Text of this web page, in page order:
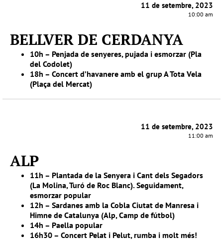
11 de setembre, 2023
10:00 am
BELLVER DE CERDANYA
10h – Penjada de senyeres, pujada i esmorzar (Pla
del Codolet)
18h – Concert d’havanere amb el grup A Tota Vela
(Plaça del Mercat)
11 de setembre, 2023
11:00 am
ALP
11h – Plantada de la Senyera i Cant dels Segadors
(La Molina, Turó de Roc Blanc). Seguidament,
esmorzar popular
12h – Sardanes amb la Cobla Ciutat de Manresa i
Himne de Catalunya (Alp, Camp de fútbol)
14h – Paella popular
16h30 – Concert Pelat i Pelut, rumba i molt més!